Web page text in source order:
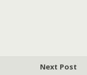
Next Post